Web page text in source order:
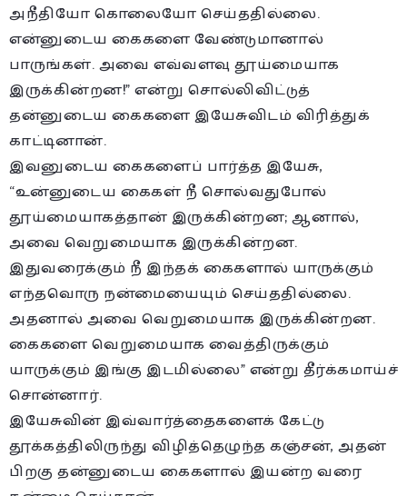
அநீதியோ கொலையோ செய்ததில்லை.
என்னுடைய கைகளை வேண்டுமானால்
பாருங்கள். அவை எவ்வளவு தூய்மையாக
இருக்கின்றன!” என்று சொல்லிவிட்டுத்
தன்னுடைய கைகளை இயேசுவிடம் விரித்துக்
காட்டினான்.
இவனுடைய கைகளைப் பார்த்த இயேசு,
“உன்னுடைய கைகள் நீ சொல்வதுபோல்
தூய்மையாகத்தான் இருக்கின்றன; ஆனால்,
அவை வெறுமையாக இருக்கின்றன.
இதுவரைக்கும் நீ இந்தக் கைகளால் யாருக்கும்
எந்தவொரு நன்மையையும் செய்ததில்லை.
அதனால் அவை வெறுமையாக இருக்கின்றன.
கைகளை வெறுமையாக வைத்திருக்கும்
யாருக்கும் இங்கு இடமில்லை” என்று தீர்க்கமாய்ச்
சொன்னார்.
இயேசுவின் இவ்வார்த்தைகளைக் கேட்டு
தூக்கத்திலிருந்து விழித்தெழுந்த கஞ்சன், அதன்
பிறகு தன்னுடைய கைகளால் இயன்ற வரை